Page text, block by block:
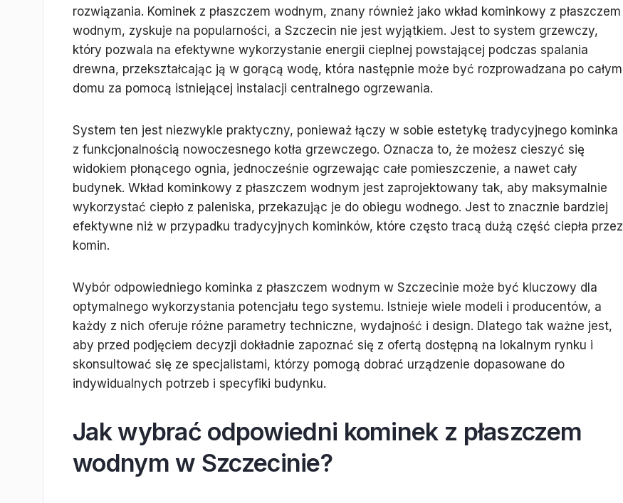
rozwiązania. Kominek z płaszczem wodnym, znany również jako wkład kominkowy z płaszczem
wodnym, zyskuje na popularności, a Szczecin nie jest wyjątkiem. Jest to system grzewczy,
który pozwala na efektywne wykorzystanie energii cieplnej powstającej podczas spalania
drewna, przekształcając ją w gorącą wodę, która następnie może być rozprowadzana po całym
domu za pomocą istniejącej instalacji centralnego ogrzewania.
System ten jest niezwykle praktyczny, ponieważ łączy w sobie estetykę tradycyjnego kominka
z funkcjonalnością nowoczesnego kotła grzewczego. Oznacza to, że możesz cieszyć się
widokiem płonącego ognia, jednocześnie ogrzewając całe pomieszczenie, a nawet cały
budynek. Wkład kominkowy z płaszczem wodnym jest zaprojektowany tak, aby maksymalnie
wykorzystać ciepło z paleniska, przekazując je do obiegu wodnego. Jest to znacznie bardziej
efektywne niż w przypadku tradycyjnych kominków, które często tracą dużą część ciepła przez
komin.
Wybór odpowiedniego kominka z płaszczem wodnym w Szczecinie może być kluczowy dla
optymalnego wykorzystania potencjału tego systemu. Istnieje wiele modeli i producentów, a
każdy z nich oferuje różne parametry techniczne, wydajność i design. Dlatego tak ważne jest,
aby przed podjęciem decyzji dokładnie zapoznać się z ofertą dostępną na lokalnym rynku i
skonsultować się ze specjalistami, którzy pomogą dobrać urządzenie dopasowane do
indywidualnych potrzeb i specyfiki budynku.
Jak wybrać odpowiedni kominek z płaszczem
wodnym w Szczecinie?